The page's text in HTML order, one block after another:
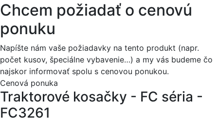
Chcem požiadať o cenovú
ponuku
Napíšte nám vaše požiadavky na tento produkt (napr.
počet kusov, špeciálne vybavenie…) a my vás budeme čo
najskor informovať spolu s cenovou ponukou.
Cenová ponuka
Traktorové kosačky - FC séria -
FC3261